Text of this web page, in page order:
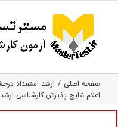
content
صفحه اصلی
ارشد استعداد
اعلام نتایج پذیرش کارشناسی ارشد